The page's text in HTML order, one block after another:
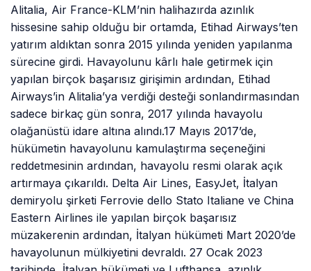
Alitalia, Air France-KLM’nin halihazırda azınlık
hissesine sahip olduğu bir ortamda, Etihad Airways’ten
yatırım aldıktan sonra 2015 yılında yeniden yapılanma
sürecine girdi. Havayolunu kârlı hale getirmek için
yapılan birçok başarısız girişimin ardından, Etihad
Airways’in Alitalia’ya verdiği desteği sonlandırmasından
sadece birkaç gün sonra, 2017 yılında havayolu
olağanüstü idare altına alındı.17 Mayıs 2017’de,
hükümetin havayolunu kamulaştırma seçeneğini
reddetmesinin ardından, havayolu resmi olarak açık
artırmaya çıkarıldı. Delta Air Lines, EasyJet, İtalyan
demiryolu şirketi Ferrovie dello Stato Italiane ve China
Eastern Airlines ile yapılan birçok başarısız
müzakerenin ardından, İtalyan hükümeti Mart 2020’de
havayolunun mülkiyetini devraldı. 27 Ocak 2023